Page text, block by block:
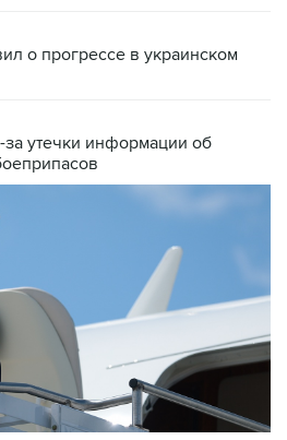
о прогрессе в украинском
утечки информации об